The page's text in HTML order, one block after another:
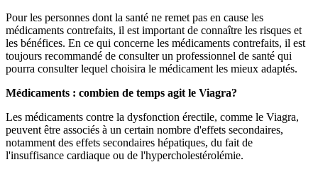
Pour les personnes dont la santé ne remet pas en cause les
médicaments contrefaits, il est important de connaître les risques et
les bénéfices. En ce qui concerne les médicaments contrefaits, il est
toujours recommandé de consulter un professionnel de santé qui
pourra consulter lequel choisira le médicament les mieux adaptés.
Médicaments : combien de temps agit le Viagra?
Les médicaments contre la dysfonction érectile, comme le Viagra,
peuvent être associés à un certain nombre d'effets secondaires,
notamment des effets secondaires hépatiques, du fait de
l'insuffisance cardiaque ou de l'hypercholestérolémie.